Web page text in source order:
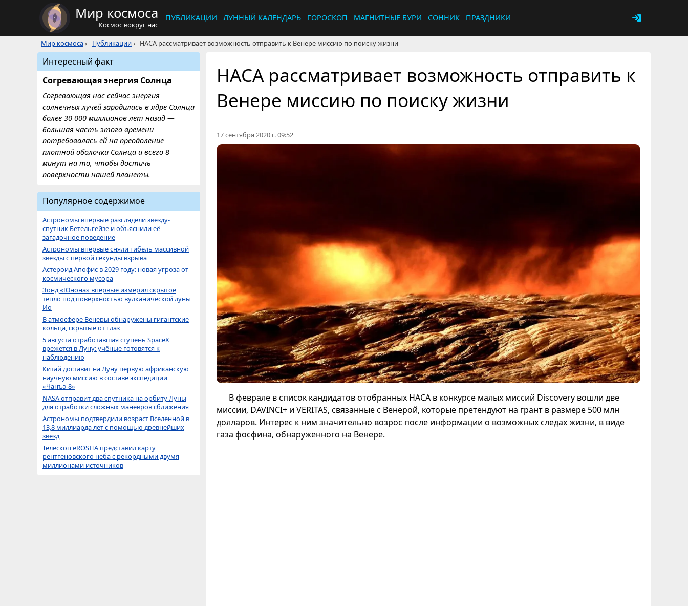
Мир космоса
Космос вокруг нас
ПУБЛИКАЦИИ ЛУННЫЙ КАЛЕНДАРЬ ГОРОСКОП МАГНИТНЫЕ БУРИ СОННИК ПРАЗДНИКИ
Мир космоса› Публикации› НАСА рассматривает возможность отправить к Венере миссию по поиску жизни
НАСА рассматривает возможность отправить к
Венере миссию по поиску жизни
17 сентября 2020 г. 09:52
В феврале в список кандидатов отобранных НАСА в конкурсе малых миссий Discovery вошли две
миссии, DAVINCI+ и VERITAS, связанные с Венерой, которые претендуют на грант в размере 500 млн
долларов. Интерес к ним значительно возрос после информации о возможных следах жизни, в виде
газа фосфина, обнаруженного на Венере.
Интересный факт
Согревающая энергия Солнца
Согревающая нас сейчас энергия
солнечных лучей зародилась в ядре Солнца
более 30 000 миллионов лет назад —
большая часть этого времени
потребовалась ей на преодоление
плотной оболочки Солнца и всего 8
минут на то, чтобы достичь
поверхности нашей планеты.
Популярное содержимое
Астрономы впервые разглядели звезду-
спутник Бетельгейзе и объяснили её
загадочное поведение
Астрономы впервые сняли гибель массивной
звезды с первой секунды взрыва
Астероид Апофис в 2029 году: новая угроза от
космического мусора
Зонд «Юнона» впервые измерил скрытое
тепло под поверхностью вулканической луны
Ио
В атмосфере Венеры обнаружены гигантские
кольца, скрытые от глаз
5 августа отработавшая ступень SpaceX
врежется в Луну: учёные готовятся к
наблюдению
Китай доставит на Луну первую африканскую
научную миссию в составе экспедиции
«Чанъэ-8»
NASA отправит два спутника на орбиту Луны
для отработки сложных маневров сближения
Астрономы подтвердили возраст Вселенной в
13,8 миллиарда лет с помощью древнейших
звёзд
Телескоп eROSITA представил карту
рентгеновского неба с рекордными двумя
миллионами источников